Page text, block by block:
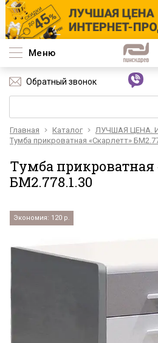
Меню
Обратный звонок
Главная Каталог
ЛУЧШАЯ ЦЕНА.
Тумба прикроватная «Скарлетт»
Тумба прикроватная
БМ2.778.1.30
Экономия: 120 р.